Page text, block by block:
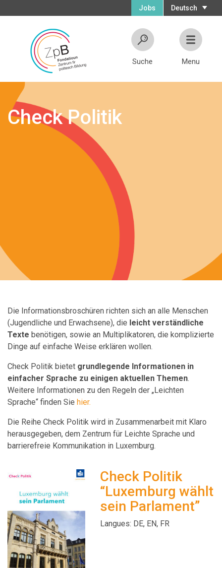
Deutsch
Jobs
Suche Menu
Check Politik
Die Informationsbroschüren richten sich an alle Menschen
(Jugendliche und Erwachsene), die leicht verständliche
Texte benötigen, sowie an Multiplikatoren, die komplizierte
Dinge auf einfache Weise erklären wollen.
Check Politik bietet grundlegende Informationen in
einfacher Sprache zu einigen aktuellen Themen.
Weitere Informationen zu den Regeln der „Leichten
Sprache“ finden Sie hier.
Die Reihe Check Politik wird in Zusammenarbeit mit Klaro
herausgegeben, dem Zentrum für Leichte Sprache und
barrierefreie Kommunikation in Luxemburg.
Check Politik
“Luxemburg wählt
sein Parlament”
Langues: DE, EN, FR